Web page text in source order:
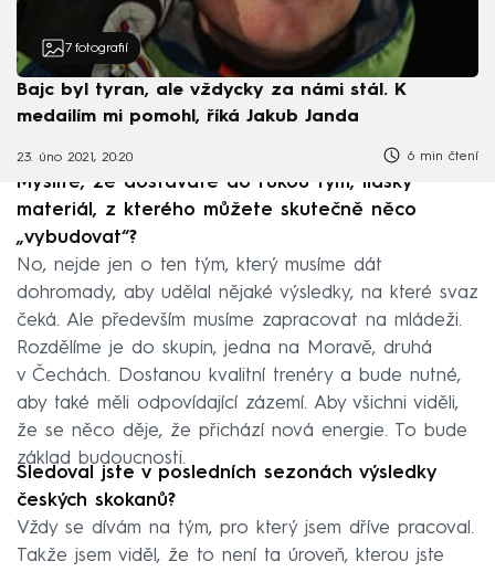
7 fotografií
Bajc byl tyran, ale vždycky za námi stál. K
medailím mi pomohl, říká Jakub Janda
23. úno 2021, 20:20 6 min čtení
Myslíte, že dostáváte do rukou tým, lidský
materiál, z kterého můžete skutečně něco
„vybudovat“?
No, nejde jen o ten tým, který musíme dát
dohromady, aby udělal nějaké výsledky, na které svaz
čeká. Ale především musíme zapracovat na mládeži.
Rozdělíme je do skupin, jedna na Moravě, druhá
v Čechách. Dostanou kvalitní trenéry a bude nutné,
aby také měli odpovídající zázemí. Aby všichni viděli,
že se něco děje, že přichází nová energie. To bude
základ budoucnosti.
Sledoval jste v posledních sezonách výsledky
českých skokanů?
Vždy se dívám na tým, pro který jsem dříve pracoval.
Takže jsem viděl, že to není ta úroveň, kterou jste